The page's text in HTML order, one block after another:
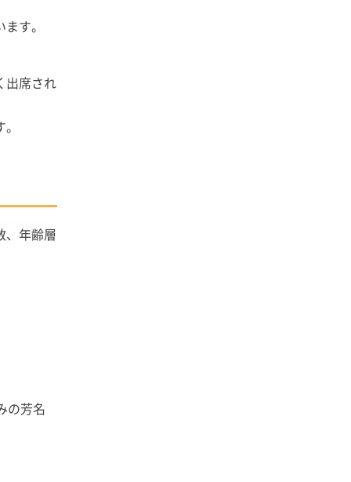
す。
出席され
、年齢層
の芳名